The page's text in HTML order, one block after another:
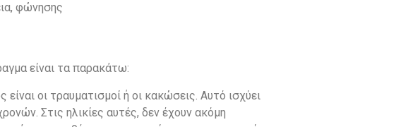
φώνησης
είναι τα παρακάτω:
οι τραυματισμοί ή οι κακώσεις. Αυτό ισχύει
Στις ηλικίες αυτές, δεν έχουν ακόμη